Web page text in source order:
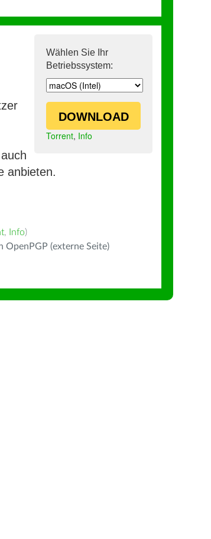
Wählen Sie Ihr
Betriebssystem:
DOWNLOAD
Torrent, Info
anbieten.
, Info)
OpenPGP (externe Seite)